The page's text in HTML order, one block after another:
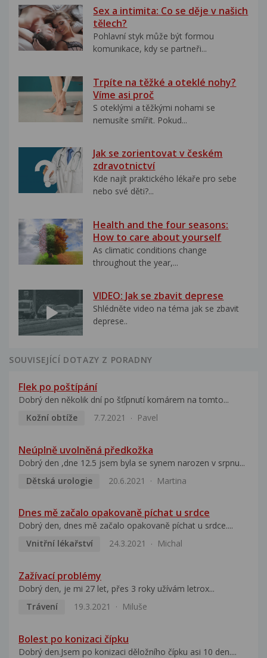
Sex a intimita: Co se děje v našich
tělech?
Pohlavní styk může být formou
komunikace, kdy se partneři...
Trpíte na těžké a oteklé nohy?
Víme asi proč
S oteklými a těžkými nohami se
nemusíte smířit. Pokud...
Jak se zorientovat v českém
zdravotnictví
Kde najít praktického lékaře pro sebe
nebo své děti?...
Health and the four seasons:
How to care about yourself
As climatic conditions change
throughout the year,...
VIDEO: Jak se zbavit deprese
Shlédněte video na téma jak se zbavit
deprese..
SOUVISEJÍCÍ DOTAZY Z PORADNY
Flek po poštípání
Dobrý den několik dní po šťípnutí komárem na tomto...
Kožní obtíže
7.7.2021 Pavel
Neúplně uvolněná předkožka
Dobrý den ,dne 12.5 jsem byla se synem narozen v srpnu...
Dětská urologie
20.6.2021 Martina
Dnes mě začalo opakovaně píchat u srdce
Dobrý den, dnes mě začalo opakovaně píchat u srdce....
Vnitřní lékařství
24.3.2021 Michal
Zažívací problémy
Dobrý den, je mi 27 let, přes 3 roky užívám letrox...
Trávení
19.3.2021 Miluše
Bolest po konizaci čípku
Dobrý den.Jsem po konizaci děložního čípku asi 10 den....